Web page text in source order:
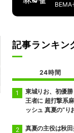
BEMA
記事ランキン
24時間
東城りお、初優
王者に 超打撃系
ッシュ 真夏の“り
ト
真夏の主役は秋